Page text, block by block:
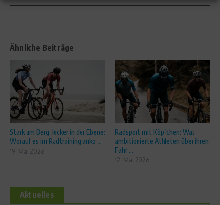
Ähnliche Beiträge
Stark am Berg, locker in der Ebene:
Worauf es im Radtraining anko ...
19. Mai 2026
Radsport mit Köpfchen: Was
ambitionierte Athleten über ihren
Fahr ...
12. Mai 2026
Aktuelles